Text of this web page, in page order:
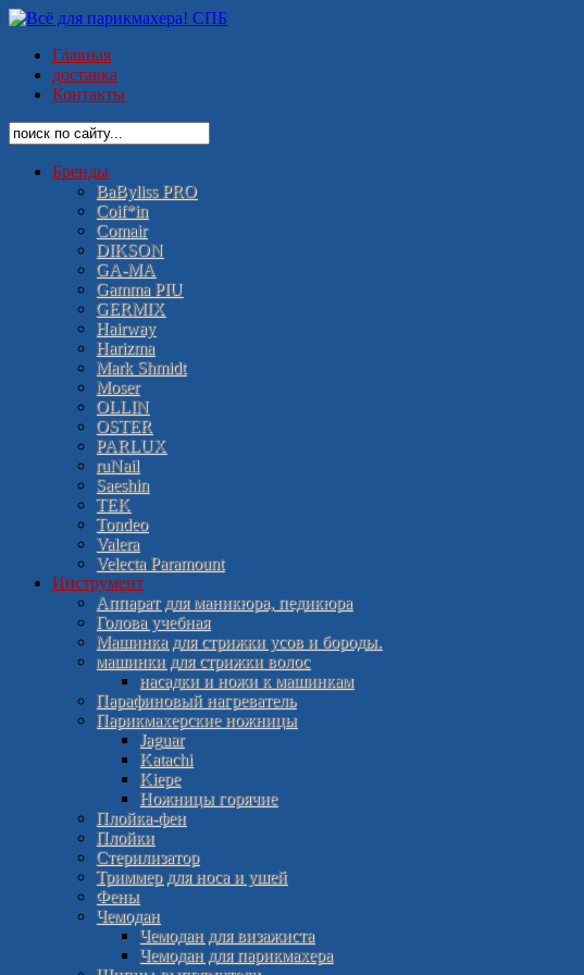
Главная
доставка
Контакты
Бренды
BaByliss PRO
Coif*in
Comair
DIKSON
GA-MA
Gamma PIU
GERMIX
Hairway
Harizma
Mark Shmidt
Moser
OLLIN
OSTER
PARLUX
ruNail
Saeshin
TEK
Tondeo
Valera
Velecta Paramount
Инструмент
Аппарат для маникюра, педикюра
Голова учебная
Машинка для стрижки усов и бороды.
машинки для стрижки волос
насадки и ножи к машинкам
Парафиновый нагреватель
Парикмахерские ножницы
Jaguar
Katachi
Kiepe
Ножницы горячие
Плойка-фен
Плойки
Стерилизатор
Триммер для носа и ушей
Фены
Чемодан
Чемодан для визажиста
Чемодан для парикмахера